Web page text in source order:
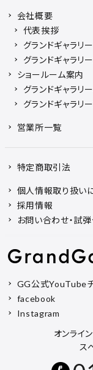
会社概要
代表挨拶
グランドギャラリ
グランドギャラリ
ショールーム案内
グランドギャラリ
グランドギャラリ
営業所一覧
特定商取引法
個人情報取り扱い
採用情報
お問い合わせ・試
GG公式YouTube
facebook
Instagram
オンライ
ス